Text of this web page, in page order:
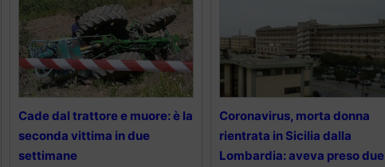
Cade dal trattore e muore: è la
seconda vittima in due
settimane
Coronavirus, morta donna
rientrata in Sicilia dalla
Lombardia: aveva preso due